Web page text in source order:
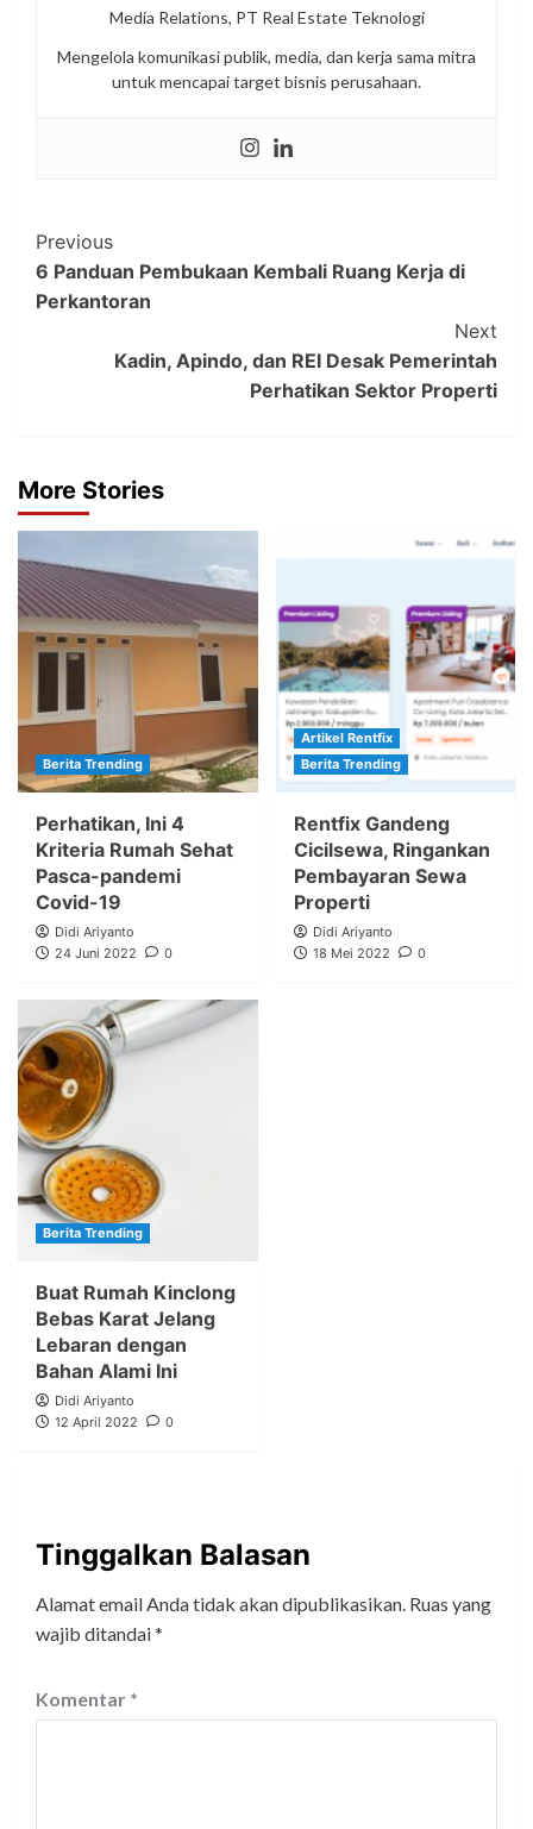
Media Relations, PT Real Estate Teknologi
Mengelola komunikasi publik, media, dan kerja sama mitra
untuk mencapai target bisnis perusahaan.
Post
Navigation
Previous
6 Panduan Pembukaan Kembali Ruang Kerja di
Perkantoran
Next
Kadin, Apindo, dan REI Desak Pemerintah
Perhatikan Sektor Properti
More Stories
Berita Trending
Perhatikan, Ini 4
Kriteria Rumah Sehat
Pasca-pandemi
Covid-19
Didi Ariyanto
24 Juni 2022
0
Artikel Rentfix
Berita Trending
Rentfix Gandeng
Cicilsewa, Ringankan
Pembayaran Sewa
Properti
Didi Ariyanto
18 Mei 2022
0
Berita Trending
Buat Rumah Kinclong
Bebas Karat Jelang
Lebaran dengan
Bahan Alami Ini
Didi Ariyanto
12 April 2022
0
Tinggalkan Balasan
Alamat email Anda tidak akan dipublikasikan. Ruas yang
wajib ditandai*
Komentar *